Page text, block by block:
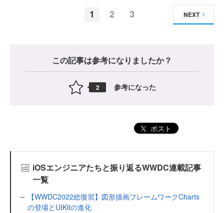
1 2 3 NEXT
この記事は参考になりましたか？
2 参考になった
ポスト
iOSエンジニアたちと振り返るWWDC連載記事
一覧
【WWDC2022総復習】図形描画フレームワークCharts
の登場とUIKitの進化